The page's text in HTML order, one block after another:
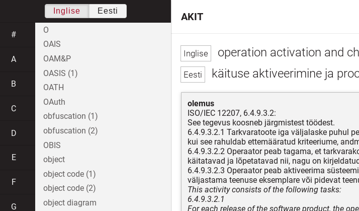
operation activation and
käituse aktiveerimine ja
olemus
ISO/IEC 12207, 6.4.9.3.2:
See tegevus koosneb järgmistest töödest.
6.4.9.3.2.1 Tarkvaratoote iga väljalaske puhul
kui see rahuldab ettemääratud kriteeriume,
6.4.9.3.2.2 Operaator peab tagama, et
käitatavad ja lõpetatavad nii, nagu on
6.4.9.3.2.3 Operaator peab aktiveerima
väljastama teenuse eksemplare või pidevat
This activity consists of the following tasks:
6.4.9.3.2.1
For each release of the software product, the
AKIT
Inglise Eesti
#
A
B
C
D
E
F
G
O
OAIS
OAM&P
OASIS (1)
OATH
OAuth
obfuscation (1)
obfuscation (2)
OBIS
object
object code (1)
object code (2)
object diagram